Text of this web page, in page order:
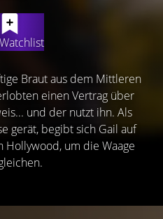
Braut aus dem Mittleren
einen Vertrag über
und der nutzt ihn. Als
gerät, begibt sich Gail auf
Hollywood, um die Waage